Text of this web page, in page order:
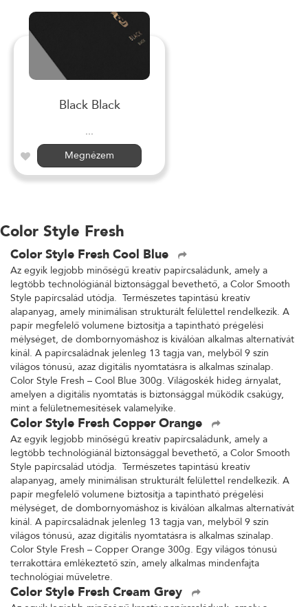
Black Black
...
Megnézem
Color Style Fresh
Color Style Fresh Cool Blue
Az egyik legjobb minőségű kreatív papírcsaládunk, amely a
legtöbb technológiánál biztonsággal bevethető, a Color Smooth
Style papírcsalád utódja. Természetes tapintású kreatív
alapanyag, amely minimálisan strukturált felülettel rendelkezik. A
papír megfelelő volumene biztosítja a tapintható prégelési
mélységet, de dombornyomáshoz is kiválóan alkalmas alternatívát
kínál. A papírcsaládnak jelenleg 13 tagja van, melyből 9 szín
világos tónusú, azaz digitális nyomtatásra is alkalmas színalap.
Color Style Fresh – Cool Blue 300g. Világoskék hideg árnyalat,
amelyen a digitális nyomtatás is biztonsággal működik csakúgy,
mint a felületnemesítések valamelyike.
Color Style Fresh Copper Orange
Az egyik legjobb minőségű kreatív papírcsaládunk, amely a
legtöbb technológiánál biztonsággal bevethető, a Color Smooth
Style papírcsalád utódja. Természetes tapintású kreatív
alapanyag, amely minimálisan strukturált felülettel rendelkezik. A
papír megfelelő volumene biztosítja a tapintható prégelési
mélységet, de dombornyomáshoz is kiválóan alkalmas alternatívát
kínál. A papírcsaládnak jelenleg 13 tagja van, melyből 9 szín
világos tónusú, azaz digitális nyomtatásra is alkalmas színalap.
Color Style Fresh – Copper Orange 300g. Egy világos tónusú
terrakottára emlékeztető szín, amely alkalmas mindenfajta
technológiai műveletre.
Color Style Fresh Cream Grey